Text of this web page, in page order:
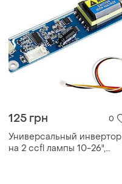
125 грн 0
Универсальный инвертор
на 2 ccfl лампы 10-26",